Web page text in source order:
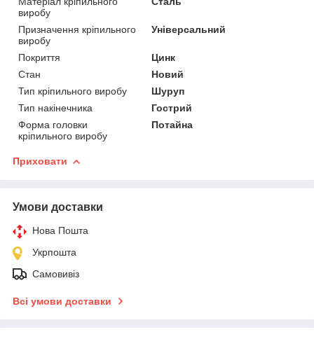
виробу
Призначення кріпильного
виробу
Універсальний
Покриття
Цинк
Стан
Новий
Тип кріпильного виробу
Шуруп
Тип накінечника
Гострий
Форма головки
кріпильного виробу
Потайна
Приховати
Умови доставки
Нова Пошта
Укрпошта
Самовивіз
Всі умови доставки